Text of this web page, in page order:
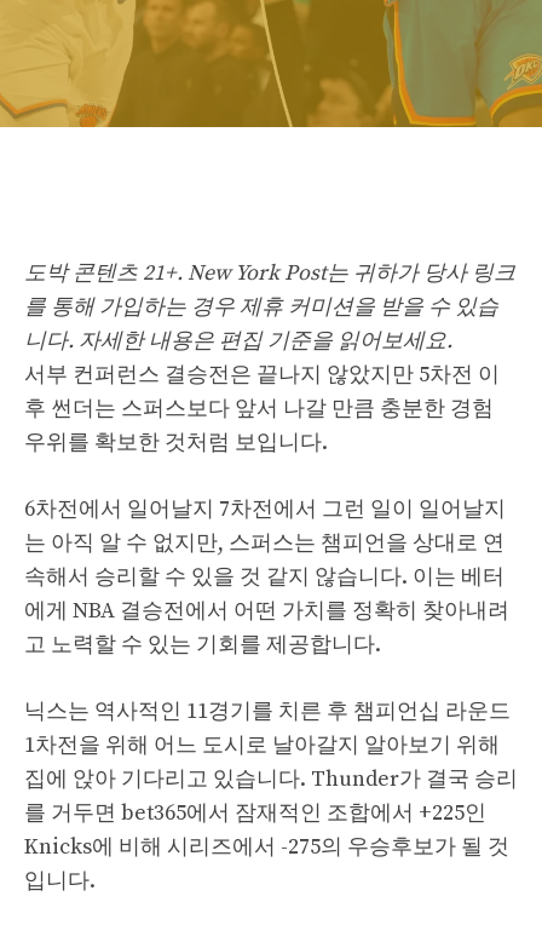
도박 콘텐츠 21+. New York Post는 귀하가 당사 링크
를 통해 가입하는 경우 제휴 커미션을 받을 수 있습
니다. 자세한 내용은 편집 기준을 읽어보세요.
서부 컨퍼런스 결승전은 끝나지 않았지만 5차전 이
후 썬더는 스퍼스보다 앞서 나갈 만큼 충분한 경험
우위를 확보한 것처럼 보입니다.
6차전에서 일어날지 7차전에서 그런 일이 일어날지
는 아직 알 수 없지만, 스퍼스는 챔피언을 상대로 연
속해서 승리할 수 있을 것 같지 않습니다. 이는 베터
에게 NBA 결승전에서 어떤 가치를 정확히 찾아내려
고 노력할 수 있는 기회를 제공합니다.
닉스는 역사적인 11경기를 치른 후 챔피언십 라운드
1차전을 위해 어느 도시로 날아갈지 알아보기 위해
집에 앉아 기다리고 있습니다. Thunder가 결국 승리
를 거두면 bet365에서 잠재적인 조합에서 +225인
Knicks에 비해 시리즈에서 -275의 우승후보가 될 것
입니다.